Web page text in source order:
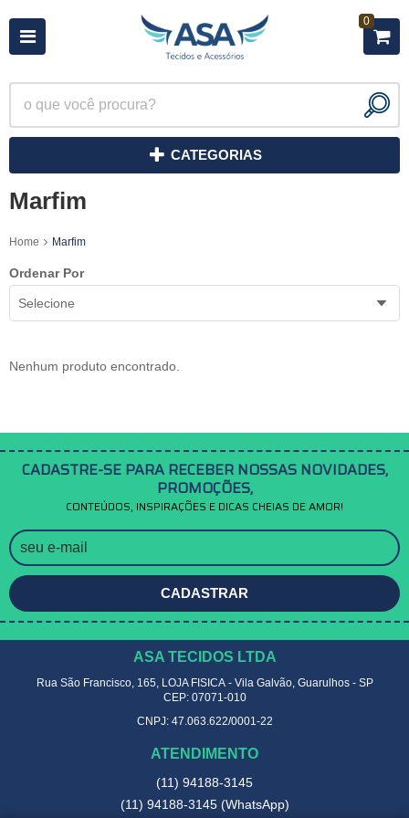
0
CATEGORIAS
Marfim
Home Marfim
Ordenar Por
Selecione
Nenhum produto encontrado.
CADASTRE-SE PARA RECEBER NOSSAS NOVIDADES,
PROMOÇÕES,
CONTEÚDOS, INSPIRAÇÕES E DICAS CHEIAS DE AMOR!
CADASTRAR
ASA TECIDOS LTDA
Rua São Francisco, 165, LOJA FISICA- Vila Galvão, Guarulhos- SP
CEP: 07071-010
CNPJ: 47.063.622/0001-22
ATENDIMENTO
(11) 94188-3145
(11) 94188-3145 (WhatsApp)